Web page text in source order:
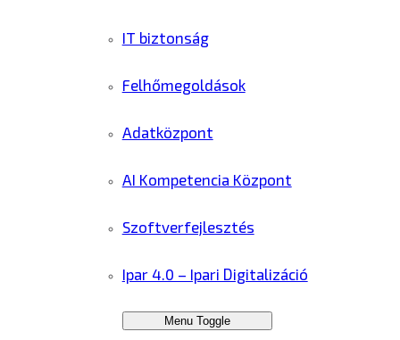
IT biztonság
Felhőmegoldások
Adatközpont
AI Kompetencia Központ
Szoftverfejlesztés
Ipar 4.0 – Ipari Digitalizáció
Menu Toggle